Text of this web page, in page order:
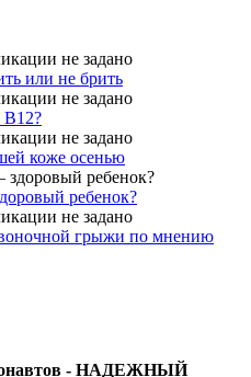
или не брить
В12?
коже осенью
ребенок?
грыжи по мнению
- НАДЕЖНЫЙ